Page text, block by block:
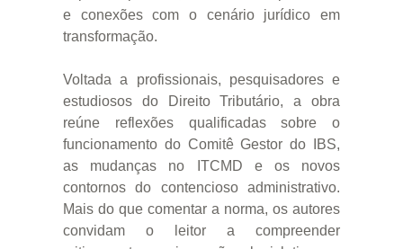
e conexões com o cenário jurídico em
transformação.
Voltada a profissionais, pesquisadores e
estudiosos do Direito Tributário, a obra
reúne reflexões qualificadas sobre o
funcionamento do Comitê Gestor do IBS,
as mudanças no ITCMD e os novos
contornos do contencioso administrativo.
Mais do que comentar a norma, os autores
convidam o leitor a compreender